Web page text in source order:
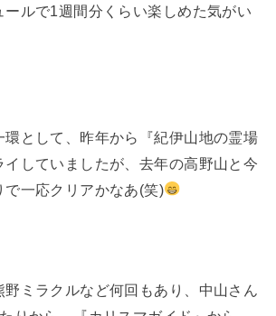
ールで1週間分くらい楽しめた気がい
環として、昨年から『紀伊山地の霊場
イしていましたが、去年の高野山と今
で一応クリアかなあ(笑)
ミラクルなど何回もあり、中山さん